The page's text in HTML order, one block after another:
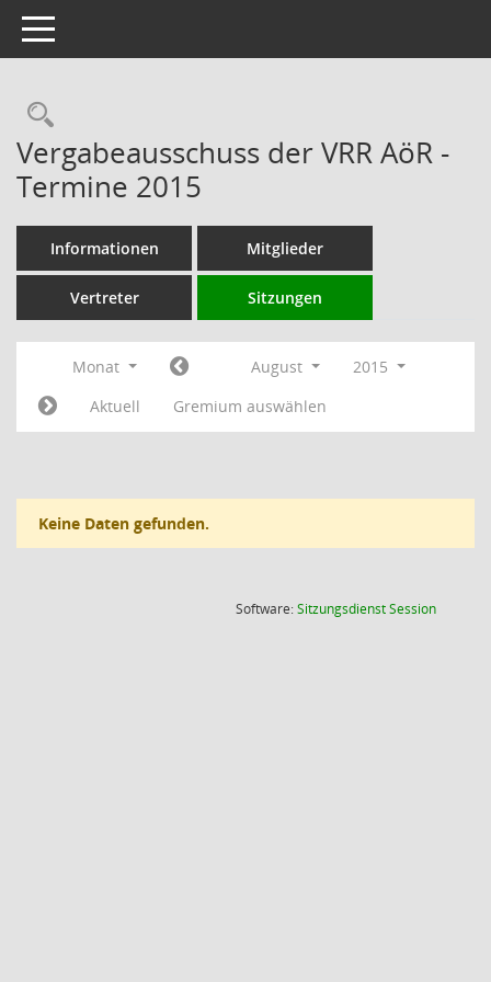
Toggle navigation
Rechercheauswahl
Vergabeausschuss der VRR AöR -
Termine 2015
Informationen Mitglieder
Vertreter Sitzungen
Monat August
2015
Aktuell
Gremium auswählen
Keine Daten gefunden.
Software:SitzungsdienstSession(Wird in